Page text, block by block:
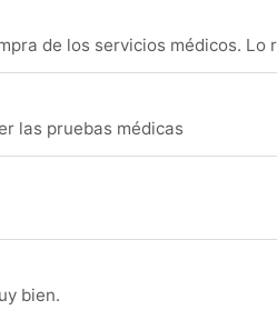
de los servicios médicos. Lo
las pruebas médicas
bien.